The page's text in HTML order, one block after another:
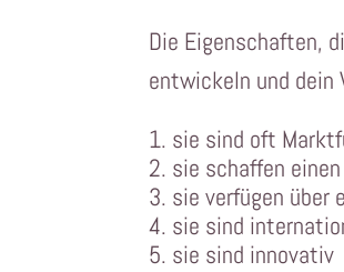
Die Eigenschaften,
entwickeln und dein
sie sind oft
sie schaffen
sie verfügen über
sie sind
sie sind innovativ